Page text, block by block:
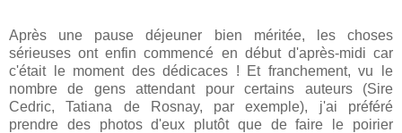
Après une pause déjeuner bien méritée, les choses
sérieuses ont enfin commencé en début d'après-midi car
c'était le moment des dédicaces ! Et franchement, vu le
nombre de gens attendant pour certains auteurs (Sire
Cedric, Tatiana de Rosnay, par exemple), j'ai préféré
prendre des photos d'eux plutôt que de faire le poirier